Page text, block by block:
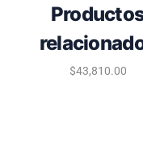
$43,810.00